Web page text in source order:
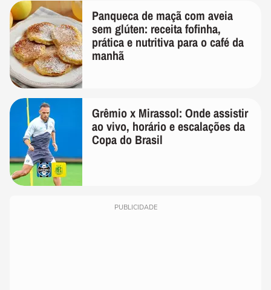
Panqueca de maçã com aveia
sem glúten: receita fofinha,
prática e nutritiva para o café da
manhã
Grêmio x Mirassol: Onde assistir
ao vivo, horário e escalações da
Copa do Brasil
PUBLICIDADE